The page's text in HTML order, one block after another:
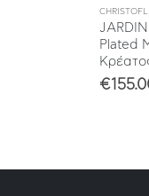
ΣΥΛΛΟΓΕΣ
,
Plated
€